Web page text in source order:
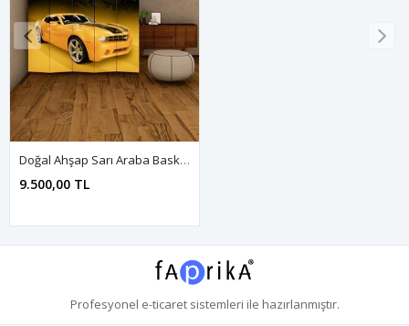
Doğal Ahşap Sarı Araba Baskılı 5 Kanat Paravan Seperatör Oda Bölme
9.500,00 TL
Profesyonel e-ticaretsistemleri ile hazırlanmıştır.